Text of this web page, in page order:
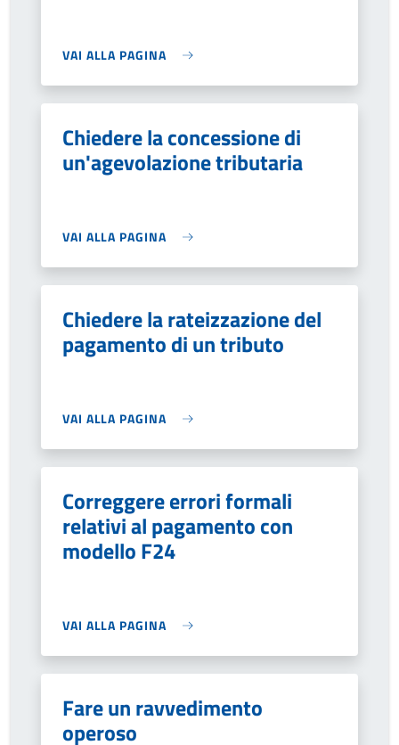
VAI ALLA PAGINA
Chiedere la concessione di
un'agevolazione tributaria
VAI ALLA PAGINA
Chiedere la rateizzazione del
pagamento di un tributo
VAI ALLA PAGINA
Correggere errori formali
relativi al pagamento con
modello F24
VAI ALLA PAGINA
Fare un ravvedimento
operoso